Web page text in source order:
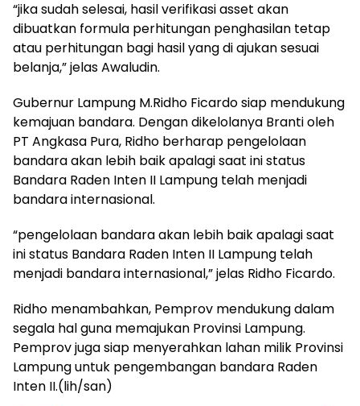
“jika sudah selesai, hasil verifikasi asset akan
dibuatkan formula perhitungan penghasilan tetap
atau perhitungan bagi hasil yang di ajukan sesuai
belanja,” jelas Awaludin.
Gubernur Lampung M.Ridho Ficardo siap mendukung
kemajuan bandara. Dengan dikelolanya Branti oleh
PT Angkasa Pura, Ridho berharap pengelolaan
bandara akan lebih baik apalagi saat ini status
Bandara Raden Inten II Lampung telah menjadi
bandara internasional.
“pengelolaan bandara akan lebih baik apalagi saat
ini status Bandara Raden Inten II Lampung telah
menjadi bandara internasional,” jelas Ridho Ficardo.
Ridho menambahkan, Pemprov mendukung dalam
segala hal guna memajukan Provinsi Lampung.
Pemprov juga siap menyerahkan lahan milik Provinsi
Lampung untuk pengembangan bandara Raden
Inten II.(lih/san)